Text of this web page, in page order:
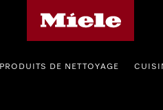
PRODUITS DE NETTOYAGE